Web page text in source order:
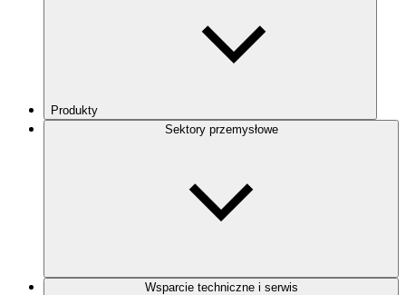
Produkty
Sektory przemysłowe
Wsparcie techniczne i serwis